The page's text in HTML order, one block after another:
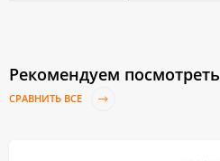
Рекомендуем посмотреть
СРАВНИТЬ ВСЕ